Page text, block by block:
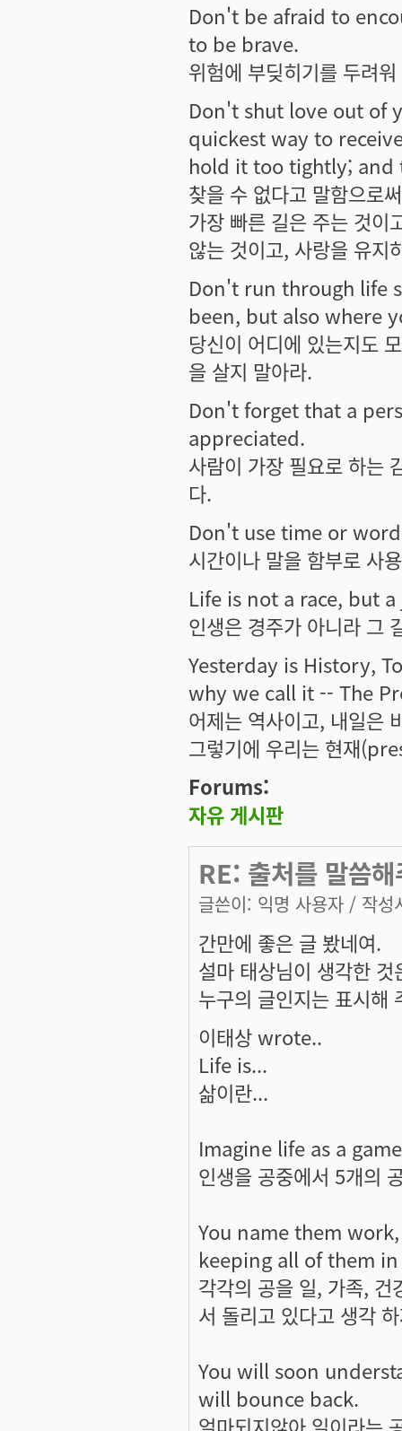
Don't be afraid to
to be brave.
위험에 부딪히기를 두려
Don't shut love out of
quickest way to
hold it too tightly; and
찾을 수 없다고 말함으로
가장 빠른 길은 주는 것이
않는 것이고, 사랑을 유지
Don't run through life
been, but also where
당신이 어디에 있는지도
을 살지 말아라.
Don't forget that a
appreciated.
사람이 가장 필요로 하는
다.
Don't use time or
시간이나 말을 함부로 사
Life is not a race, but
인생은 경주가 아니라 그
Yesterday is History,
why we call it -- The
어제는 역사이고, 내일은
그렇기에 우리는 현재
Forums:
자유 게시판
RE: 출처를 말씀
글쓴이: 익명 사용자 / 작성
간만에 좋은 글 봤네여.
설마 태상님이 생각한 것
누구의 글인지는 표시해
이태상 wrote..
Life is...
삶이란...
Imagine life as a
인생을 공중에서 5개의
You name them
keeping all of them
각각의 공을 일, 가족,
서 돌리고 있다고 생각
You will soon
will bounce back.